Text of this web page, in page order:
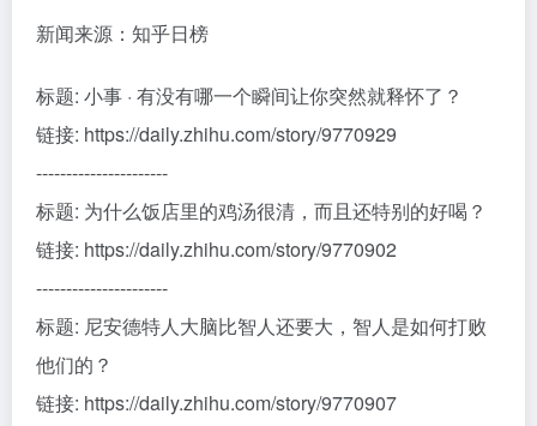
新闻来源：知乎日榜
标题: 小事 · 有没有哪一个瞬间让你突然就释怀了？
链接: https://daily.zhihu.com/story/9770929
----------------------
标题: 为什么饭店里的鸡汤很清，而且还特别的好喝？
链接: https://daily.zhihu.com/story/9770902
----------------------
标题: 尼安德特人大脑比智人还要大，智人是如何打败
他们的？
链接: https://daily.zhihu.com/story/9770907